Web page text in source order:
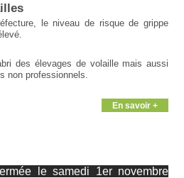
le niveau de risque de grippe
des élevages de volaille mais aussi
non professionnels.
En savoir +
le samedi 1er novembre